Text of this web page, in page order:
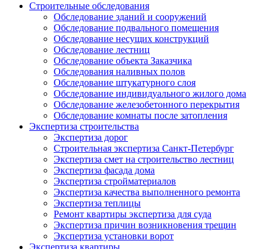
Строительные обследования
Обследование зданий и сооружений
Обследование подвального помещения
Обследование несущих конструкций
Обследование лестниц
Обследование объекта Заказчика
Обследования наливных полов
Обследование штукатурного слоя
Обследование индивидуального жилого дома
Обследование железобетонного перекрытия
Обследование комнаты после затопления
Экспертиза строительства
Экспертиза дорог
Строительная экспертиза Санкт-Петербург
Экспертиза смет на строительство лестниц
Экспертиза фасада дома
Экспертиза стройматериалов
Экспертиза качества выполненного ремонта
Экспертиза теплицы
Ремонт квартиры экспертиза для суда
Экспертиза причин возникновения трещин
Экспертиза установки ворот
Экспертиза квартиры